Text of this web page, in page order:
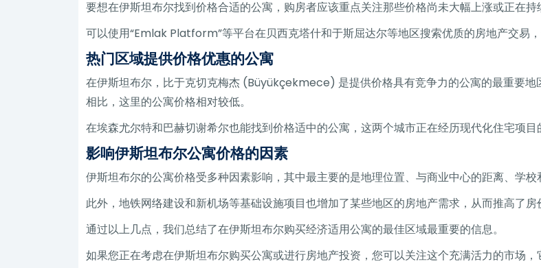
要想在伊斯坦布尔找到价格合适的公寓，购房者应该重点关注那些价格尚未大幅上涨或正在持
可以使用“Emlak Platform”等平台在贝西克塔什和于斯屈达尔等地区搜索优质的房地产交易
热门区域提供价格优惠的公寓
在伊斯坦布尔，比于克切克梅杰 (Büyükçekmece) 是提供价格具有竞争力的公寓的最重要
相比，这里的公寓价格相对较低。
在埃森尤尔特和巴赫切谢希尔也能找到价格适中的公寓，这两个城市正在经历现代化住宅项目
影响伊斯坦布尔公寓价格的因素
伊斯坦布尔的公寓价格受多种因素影响，其中最主要的是地理位置、与商业中心的距离、学校
此外，地铁网络建设和新机场等基础设施项目也增加了某些地区的房地产需求，从而推高了房
通过以上几点，我们总结了在伊斯坦布尔购买经济适用公寓的最佳区域最重要的信息。
如果您正在考虑在伊斯坦布尔购买公寓或进行房地产投资，您可以关注这个充满活力的市场，